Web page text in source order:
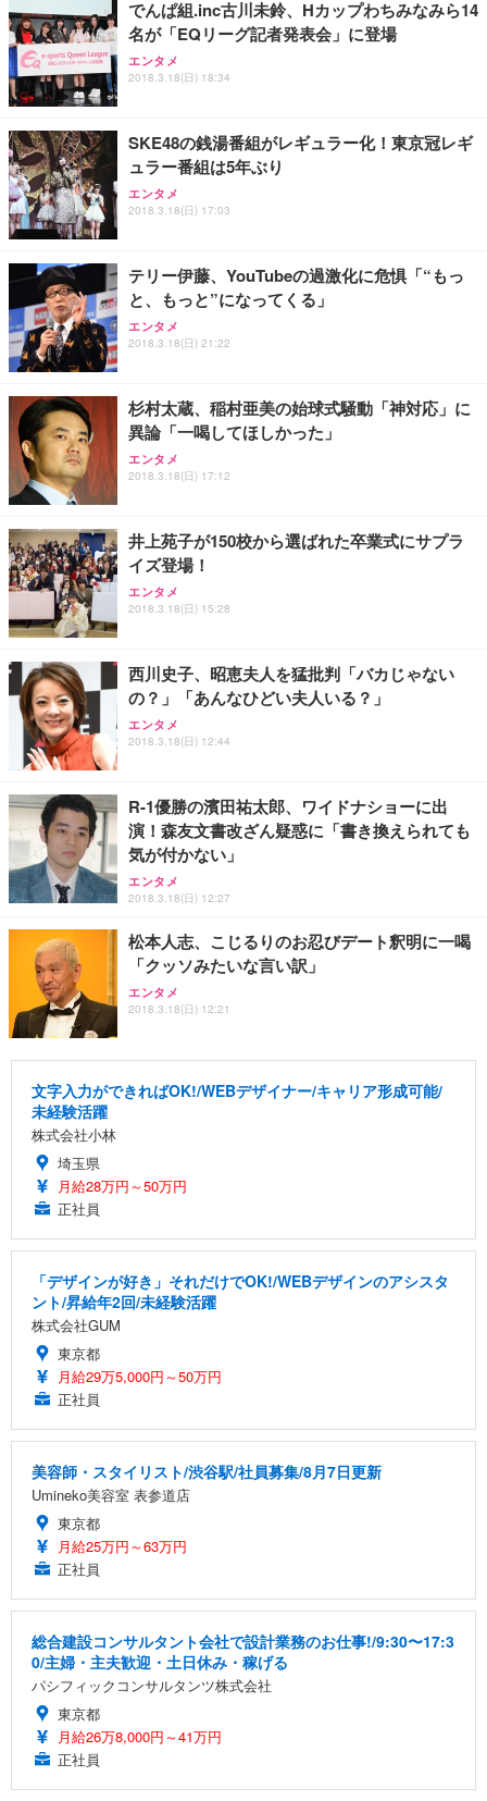
務用 おしゃれ パソコンチェア (ホワイト)
ANDWINT オフィスチェア デスクチェア 肘なし メ
ッシュ 通気性 ランバーサポート付き 腰サポート ガ
ス圧無段階昇降 360度回転 キャスター付き コンパク
【MiniLED/24.5inch/280Hz/FHD】GRAPHT THE S
HOOTER Gaming Monitor 24” Essential ゲーミン
グモニター QD 24.5インチ 1ms FHD 量子ドット 残
アイリスオーヤマ ペットシーツ 超厚型 お徳用 レギ
ュラー 200枚入【Amazon.co.jp限定】
でんぱ組.inc古川未鈴、Hカップわちみなみら14
名が「EQリーグ記者発表会」に登場
エンタメ
2018.3.18(日) 18:34
SKE48の銭湯番組がレギュラー化！東京冠レギ
ュラー番組は5年ぶり
エンタメ
2018.3.18(日) 17:03
テリー伊藤、YouTubeの過激化に危惧「“もっ
と、もっと”になってくる」
エンタメ
2018.3.18(日) 21:22
杉村太蔵、稲村亜美の始球式騒動「神対応」に
異論「一喝してほしかった」
エンタメ
2018.3.18(日) 17:12
井上苑子が150校から選ばれた卒業式にサプラ
イズ登場！
エンタメ
2018.3.18(日) 15:28
西川史子、昭恵夫人を猛批判「バカじゃない
の？」「あんなひどい夫人いる？」
エンタメ
2018.3.18(日) 12:44
R-1優勝の濱田祐太郎、ワイドナショーに出
演！森友文書改ざん疑惑に「書き換えられても
気が付かない」
エンタメ
2018.3.18(日) 12:27
松本人志、こじるりのお忍びデート釈明に一喝
「クッソみたいな言い訳」
エンタメ
2018.3.18(日) 12:21
文字入力ができればOK!/WEBデザイナー/キャリア形成可能/
未経験活躍
株式会社小林
埼玉県
月給28万円～50万円
正社員
「デザインが好き」それだけでOK!/WEBデザインのアシスタ
ント/昇給年2回/未経験活躍
株式会社GUM
東京都
月給29万5,000円～50万円
正社員
美容師・スタイリスト/渋谷駅/社員募集/8月7日更新
Umineko美容室 表参道店
東京都
月給25万円～63万円
正社員
総合建設コンサルタント会社で設計業務のお仕事!/9:30〜17:3
0/主婦・主夫歓迎・土日休み・稼げる
パシフィックコンサルタンツ株式会社
東京都
月給26万8,000円～41万円
正社員